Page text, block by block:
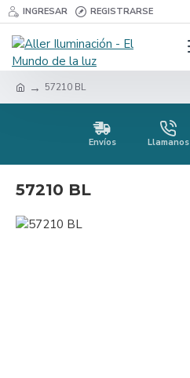
INGRESAR REGISTRARSE
57210 BL
Envíos Llamanos
57210 BL